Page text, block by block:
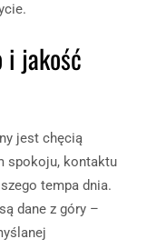
i jakość
jest chęcią
spokoju, kontaktu
tempa dnia.
dane z góry –